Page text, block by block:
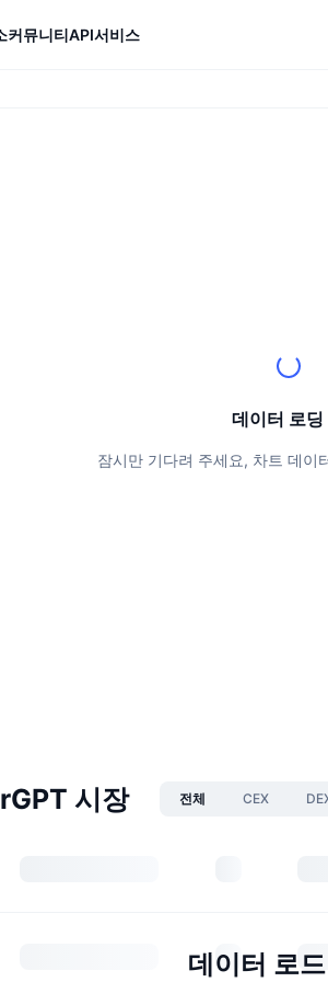
커뮤니티API서비스
데이터 로딩
잠시만 기다려 주세요, 차트 데이
시장 전체 CEX
데이터 로